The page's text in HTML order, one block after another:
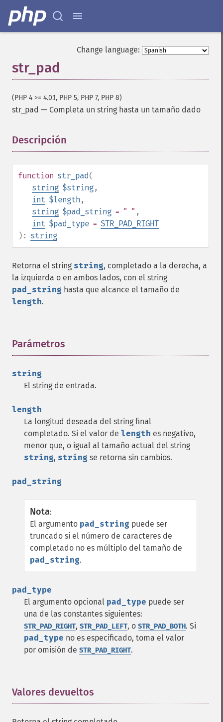
Change language:
str_pad
(PHP 4 >= 4.0.1, PHP 5, PHP 7, PHP 8)
str_pad — Completa un string hasta un tamaño dado
Descripción
function str_pad(
string $string,
int $length ,
string $pad_string = " " ,
int $pad_type = STR_PAD_RIGHT
): string
Retorna el string string, completado a la derecha, a
la izquierda o en ambos lados, con el string
pad_string hasta que alcance el tamaño de
length.
Parámetros
string
El string de entrada.
length
La longitud deseada del string final
completado. Si el valor de length es negativo,
menor que, o igual al tamaño actual del string
string, string se retorna sin cambios.
pad_string
Nota:
El argumento pad_string puede ser
truncado si el número de caracteres de
completado no es múltiplo del tamaño de
pad_string.
pad_type
El argumento opcional pad_type puede ser
una de las constantes siguientes:
STR_PAD_RIGHT, STR_PAD_LEFT, o STR_PAD_BOTH. Si
pad_type no es especificado, toma el valor
por omisión de STR_PAD_RIGHT.
Valores devueltos